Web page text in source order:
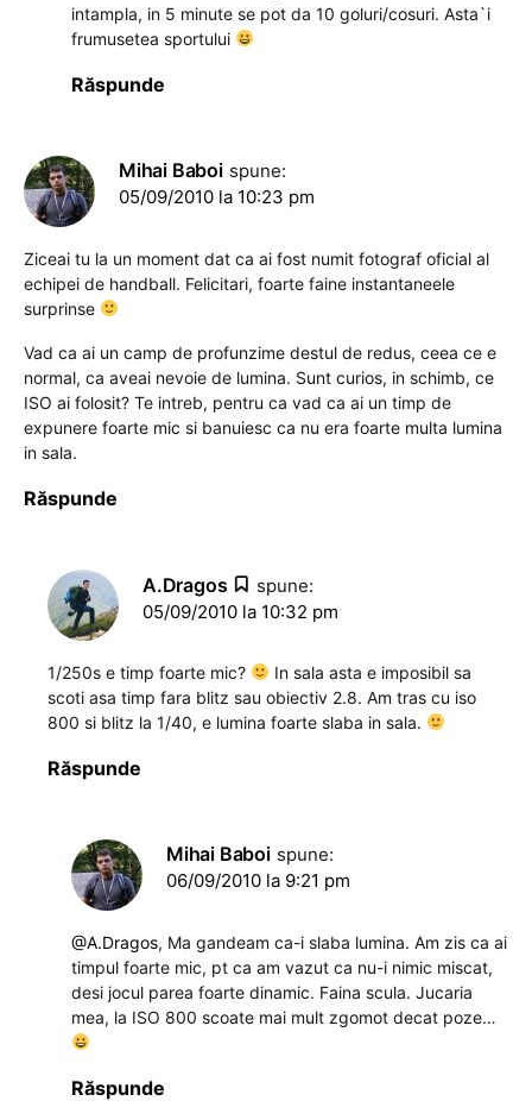
intampla, in 5 minute se pot da 10 goluri/cosuri. Asta`i
frumusetea sportului
Răspunde
Mihai Baboi spune:
05/09/2010 la 10:23 pm
Ziceai tu la un moment dat ca ai fost numit fotograf oficial al
echipei de handball. Felicitari, foarte faine instantaneele
surprinse
Vad ca ai un camp de profunzime destul de redus, ceea ce e
normal, ca aveai nevoie de lumina. Sunt curios, in schimb, ce
ISO ai folosit? Te intreb, pentru ca vad ca ai un timp de
expunere foarte mic si banuiesc ca nu era foarte multa lumina
in sala.
Răspunde
A.Dragos
spune:
05/09/2010 la 10:32 pm
1/250s e timp foarte mic?
In sala asta e imposibil sa
scoti asa timp fara blitz sau obiectiv 2.8. Am tras cu iso
800 si blitz la 1/40, e lumina foarte slaba in sala.
Răspunde
Mihai Baboi spune:
06/09/2010 la 9:21 pm
@A.Dragos, Ma gandeam ca-i slaba lumina. Am zis ca ai
timpul foarte mic, pt ca am vazut ca nu-i nimic miscat,
desi jocul parea foarte dinamic. Faina scula. Jucaria
mea, la ISO 800 scoate mai mult zgomot decat poze…
Răspunde